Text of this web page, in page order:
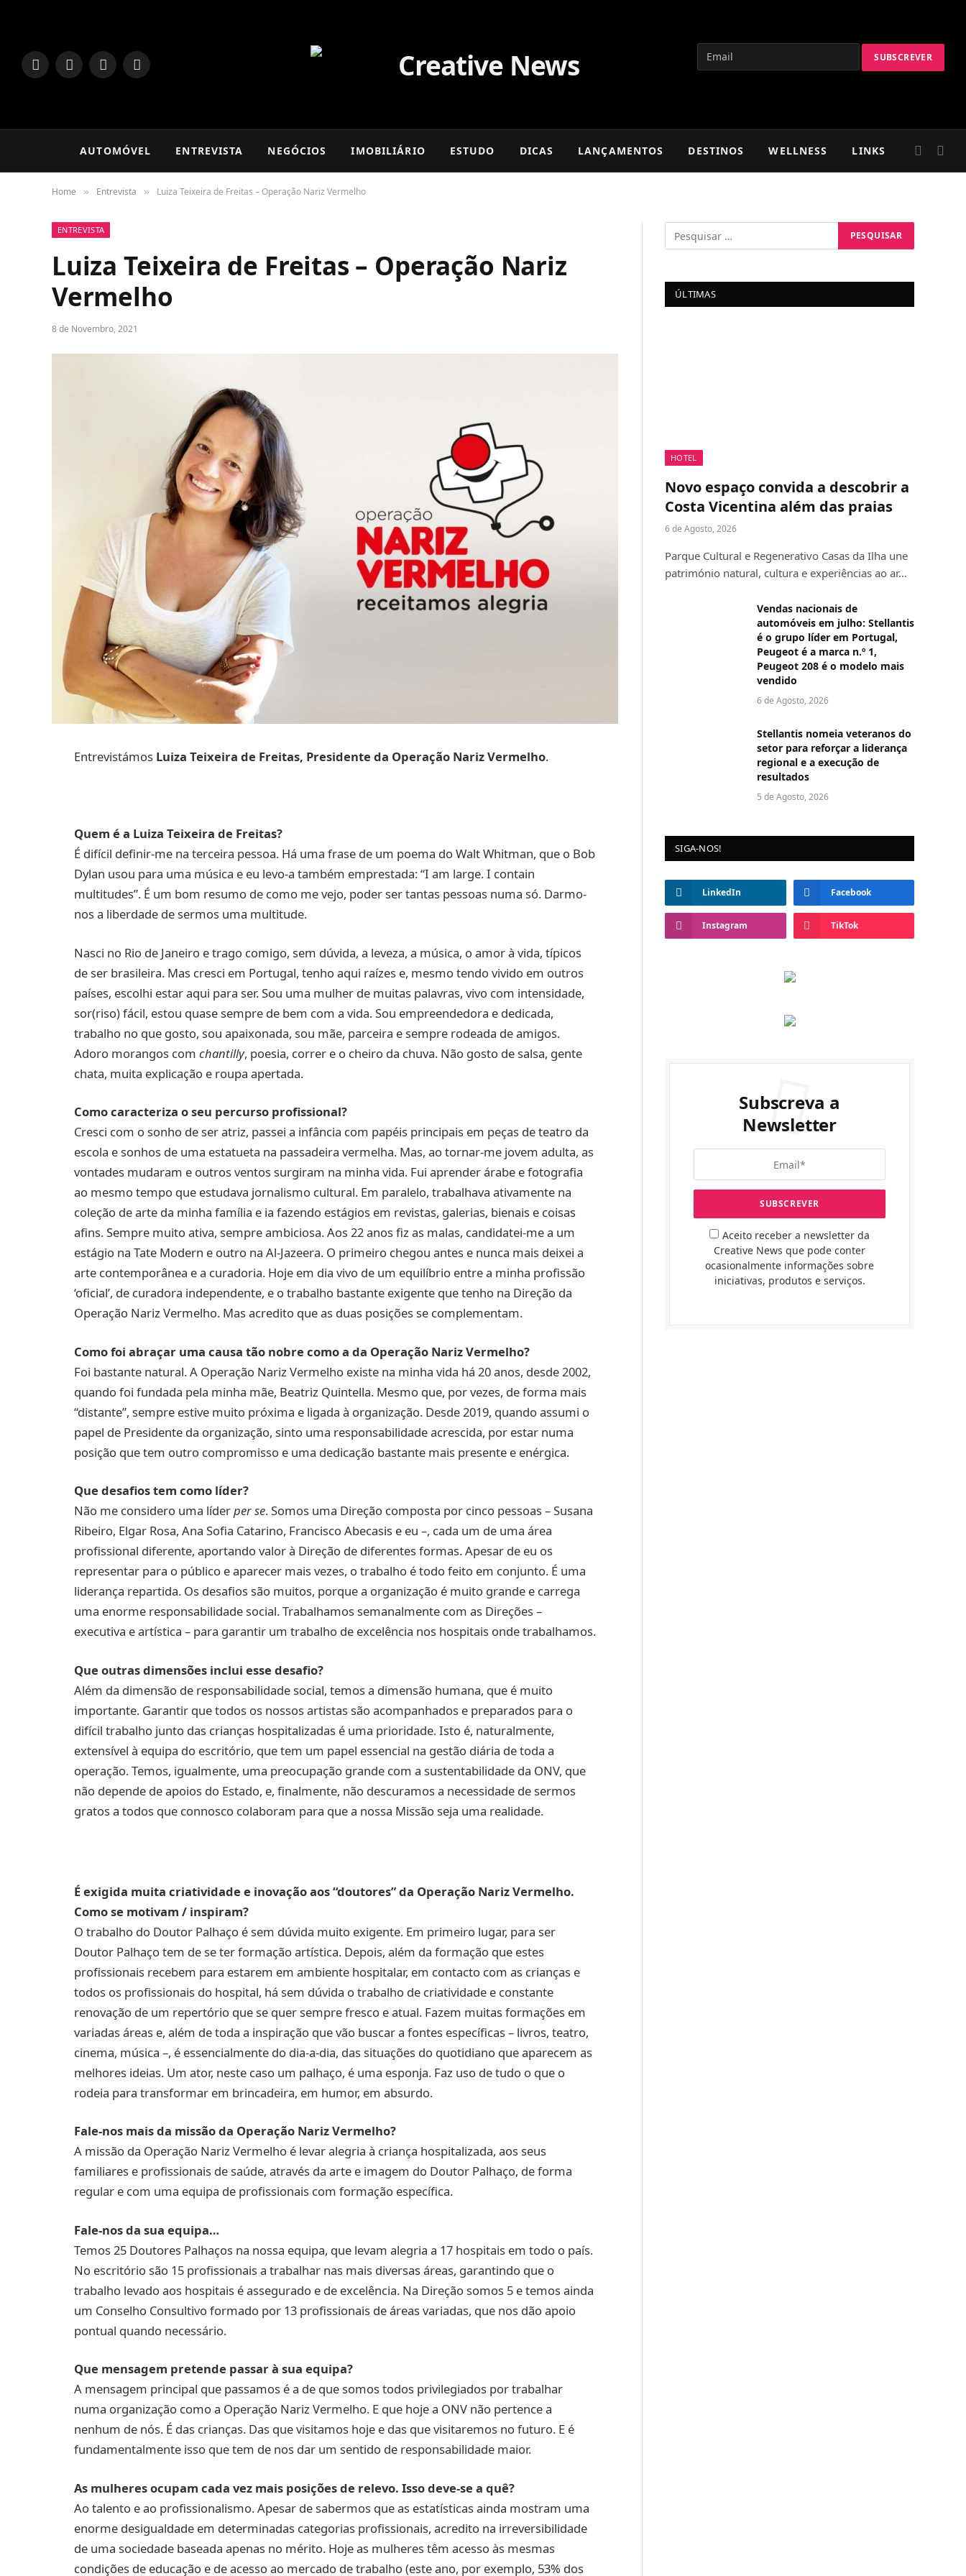
LinkedInFacebookInstagram
TikTok
AUTOMÓVEL ENTREVISTA NEGÓCIOS IMOBILIÁRIO ESTUDO DICAS LANÇAMENTOS DESTINOS WELLNESS LINKS
Home » Entrevista » Luiza Teixeira de Freitas – Operação Nariz Vermelho
ENTREVISTA
Luiza Teixeira de Freitas – Operação Nariz
Vermelho
8 de Novembro, 2021
Entrevistámos Luiza Teixeira de Freitas, Presidente da Operação Nariz Vermelho.
Quem é a Luiza Teixeira de Freitas?
É difícil definir-me na terceira pessoa. Há uma frase de um poema do Walt Whitman, que o Bob
Dylan usou para uma música e eu levo-a também emprestada: “I am large. I contain
multitudes”. É um bom resumo de como me vejo, poder ser tantas pessoas numa só. Darmo-
nos a liberdade de sermos uma multitude.
Nasci no Rio de Janeiro e trago comigo, sem dúvida, a leveza, a música, o amor à vida, típicos
de ser brasileira. Mas cresci em Portugal, tenho aqui raízes e, mesmo tendo vivido em outros
países, escolhi estar aqui para ser. Sou uma mulher de muitas palavras, vivo com intensidade,
sor(riso) fácil, estou quase sempre de bem com a vida. Sou empreendedora e dedicada,
trabalho no que gosto, sou apaixonada, sou mãe, parceira e sempre rodeada de amigos.
Adoro morangos com chantilly, poesia, correr e o cheiro da chuva. Não gosto de salsa, gente
chata, muita explicação e roupa apertada.
Como caracteriza o seu percurso profissional?
Cresci com o sonho de ser atriz, passei a infância com papéis principais em peças de teatro da
escola e sonhos de uma estatueta na passadeira vermelha. Mas, ao tornar-me jovem adulta, as
vontades mudaram e outros ventos surgiram na minha vida. Fui aprender árabe e fotografia
ao mesmo tempo que estudava jornalismo cultural. Em paralelo, trabalhava ativamente na
coleção de arte da minha família e ia fazendo estágios em revistas, galerias, bienais e coisas
afins. Sempre muito ativa, sempre ambiciosa. Aos 22 anos fiz as malas, candidatei-me a um
estágio na Tate Modern e outro na Al-Jazeera. O primeiro chegou antes e nunca mais deixei a
arte contemporânea e a curadoria. Hoje em dia vivo de um equilíbrio entre a minha profissão
‘oficial’, de curadora independente, e o trabalho bastante exigente que tenho na Direção da
Operação Nariz Vermelho. Mas acredito que as duas posições se complementam.
Como foi abraçar uma causa tão nobre como a da Operação Nariz Vermelho?
Foi bastante natural. A Operação Nariz Vermelho existe na minha vida há 20 anos, desde 2002,
quando foi fundada pela minha mãe, Beatriz Quintella. Mesmo que, por vezes, de forma mais
“distante”, sempre estive muito próxima e ligada à organização. Desde 2019, quando assumi o
papel de Presidente da organização, sinto uma responsabilidade acrescida, por estar numa
posição que tem outro compromisso e uma dedicação bastante mais presente e enérgica.
Que desafios tem como líder?
Não me considero uma líderper se. Somos uma Direção composta por cinco pessoas – Susana
Ribeiro, Elgar Rosa, Ana Sofia Catarino, Francisco Abecasis e eu –, cada um de uma área
profissional diferente, aportando valor à Direção de diferentes formas. Apesar de eu os
representar para o público e aparecer mais vezes, o trabalho é todo feito em conjunto. É uma
liderança repartida. Os desafios são muitos, porque a organização é muito grande e carrega
uma enorme responsabilidade social. Trabalhamos semanalmente com as Direções –
executiva e artística – para garantir um trabalho de excelência nos hospitais onde trabalhamos.
Que outras dimensões inclui esse desafio?
Além da dimensão de responsabilidade social, temos a dimensão humana, que é muito
importante. Garantir que todos os nossos artistas são acompanhados e preparados para o
difícil trabalho junto das crianças hospitalizadas é uma prioridade. Isto é, naturalmente,
extensível à equipa do escritório, que tem um papel essencial na gestão diária de toda a
operação. Temos, igualmente, uma preocupação grande com a sustentabilidade da ONV, que
não depende de apoios do Estado, e, finalmente, não descuramos a necessidade de sermos
gratos a todos que connosco colaboram para que a nossa Missão seja uma realidade.
É exigida muita criatividade e inovação aos “doutores” da Operação Nariz Vermelho.
Como se motivam / inspiram?
O trabalho do Doutor Palhaço é sem dúvida muito exigente. Em primeiro lugar, para ser
Doutor Palhaço tem de se ter formação artística. Depois, além da formação que estes
profissionais recebem para estarem em ambiente hospitalar, em contacto com as crianças e
todos os profissionais do hospital, há sem dúvida o trabalho de criatividade e constante
renovação de um repertório que se quer sempre fresco e atual. Fazem muitas formações em
variadas áreas e, além de toda a inspiração que vão buscar a fontes específicas – livros, teatro,
cinema, música –, é essencialmente do dia-a-dia, das situações do quotidiano que aparecem as
melhores ideias. Um ator, neste caso um palhaço, é uma esponja. Faz uso de tudo o que o
rodeia para transformar em brincadeira, em humor, em absurdo.
Fale-nos mais da missão da Operação Nariz Vermelho?
A missão da Operação Nariz Vermelho é levar alegria à criança hospitalizada, aos seus
familiares e profissionais de saúde, através da arte e imagem do Doutor Palhaço, de forma
regular e com uma equipa de profissionais com formação específica.
Fale-nos da sua equipa…
Temos 25 Doutores Palhaços na nossa equipa, que levam alegria a 17 hospitais em todo o país.
No escritório são 15 profissionais a trabalhar nas mais diversas áreas, garantindo que o
trabalho levado aos hospitais é assegurado e de excelência. Na Direção somos 5 e temos ainda
um Conselho Consultivo formado por 13 profissionais de áreas variadas, que nos dão apoio
pontual quando necessário.
Que mensagem pretende passar à sua equipa?
A mensagem principal que passamos é a de que somos todos privilegiados por trabalhar
numa organização como a Operação Nariz Vermelho. E que hoje a ONV não pertence a
nenhum de nós. É das crianças. Das que visitamos hoje e das que visitaremos no futuro. E é
fundamentalmente isso que tem de nos dar um sentido de responsabilidade maior.
As mulheres ocupam cada vez mais posições de relevo. Isso deve-se a quê?
Ao talento e ao profissionalismo. Apesar de sabermos que as estatísticas ainda mostram uma
enorme desigualdade em determinadas categorias profissionais, acredito na irreversibilidade
de uma sociedade baseada apenas no mérito. Hoje as mulheres têm acesso às mesmas
condições de educação e de acesso ao mercado de trabalho (este ano, por exemplo, 53% dos
ÚLTIMAS
HOTEL
Novo espaço convida a descobrir a
Costa Vicentina além das praias
6 de Agosto, 2026
Parque Cultural e Regenerativo Casas da Ilha une
património natural, cultura e experiências ao ar…
Vendas nacionais de
automóveis em julho: Stellantis
é o grupo líder em Portugal,
Peugeot é a marca n.º 1,
Peugeot 208 é o modelo mais
vendido
6 de Agosto, 2026
Stellantis nomeia veteranos do
setor para reforçar a liderança
regional e a execução de
resultados
5 de Agosto, 2026
SIGA-NOS!
LinkedIn Facebook
Instagram TikTok
Subscreva a
Newsletter
Aceito receber a newsletter da
Creative News que pode conter
ocasionalmente informações sobre
iniciativas, produtos e serviços.